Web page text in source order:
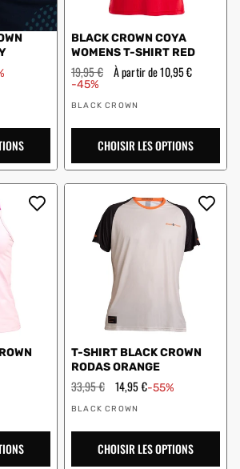
BLACK CROWN COYA
WOMENS T-SHIRT RED
Prix
régulier
19,95 € Prix
en
À partir de 10,95 €
-45%
Vendeur
BLACK CROWN
CHOISIR LES OPTIONS
T-SHIRT BLACK CROWN
RODAS ORANGE
Prix
régulier
33,95 € Prix
en
solde
14,95 €-55%
Vendeur
BLACK CROWN
CHOISIR LES OPTIONS